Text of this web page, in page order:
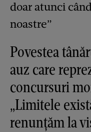
Povestea
auz care
concursuri
„Limitele
renunțăm la